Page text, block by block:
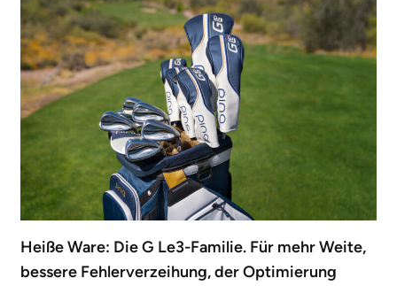
Heiße Ware: Die G Le3-Familie. Für mehr Weite,
bessere Fehlerverzeihung, der Optimierung